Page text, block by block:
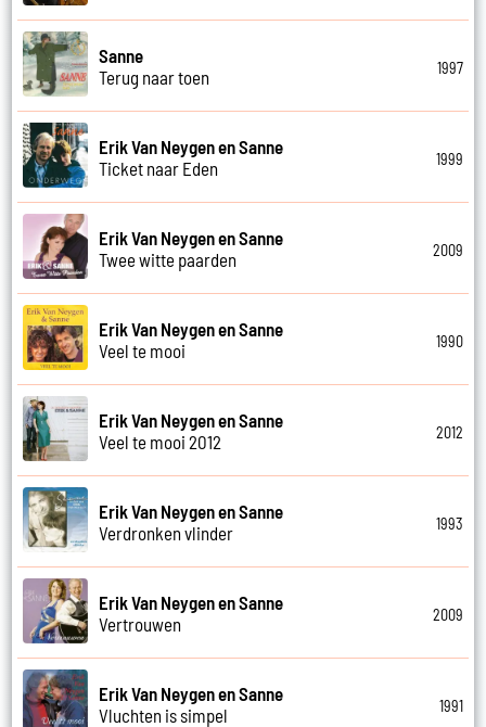
Sanne
Terug naar toen
1997
Erik Van Neygen en Sanne
Ticket naar Eden
1999
Erik Van Neygen en Sanne
Twee witte paarden
2009
Erik Van Neygen en Sanne
Veel te mooi
1990
Erik Van Neygen en Sanne
Veel te mooi 2012
2012
Erik Van Neygen en Sanne
Verdronken vlinder
1993
Erik Van Neygen en Sanne
Vertrouwen
2009
Erik Van Neygen en Sanne
Vluchten is simpel
1991